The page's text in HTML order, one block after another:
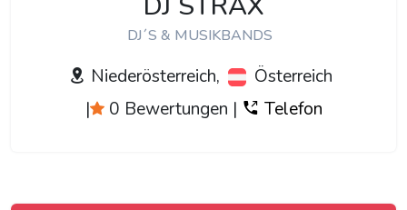
DJ´S & MUSIKBANDS
Niederösterreich,
Österreich
|
0 Bewertungen | Telefon